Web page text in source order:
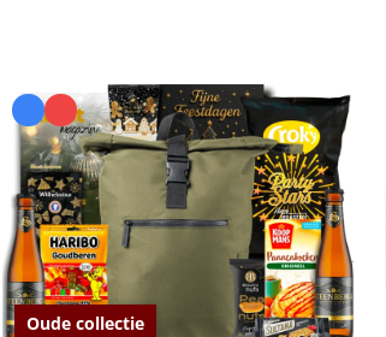
Oude collectie